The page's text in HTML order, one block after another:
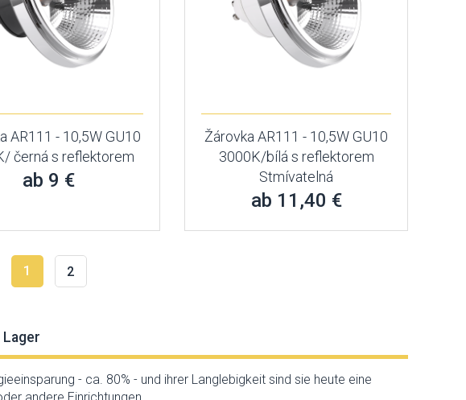
AR111 - 10,5W GU10
černá s reflektorem
ab 9 €
Žárovka AR111 - 10,5W GU10
3000K/bílá s reflektorem
Stmívatelná
ab 11,40 €
1 2
Lager
- ca. 80% - und ihrer Langlebigkeit sind sie heute eine